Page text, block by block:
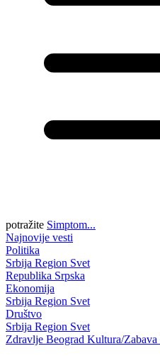
potražite Simptom...
Najnovije vesti
Politika
Srbija Region Svet
Republika Srpska
Ekonomija
Srbija Region Svet
Društvo
Srbija Region Svet
Zdravlje Beograd Kultura/Zabava